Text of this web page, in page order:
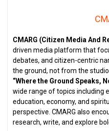
CMARG (Citizen Media And
driven media platform that
debates, and citizen-centric
the ground, not from the
“Where the Ground Speaks,
wide range of topics including
education, economy, and
perspective. CMARG also
research, write, and explore